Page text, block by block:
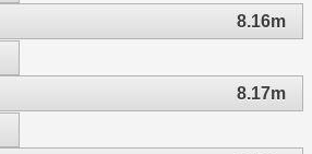
8.16m
8.17m